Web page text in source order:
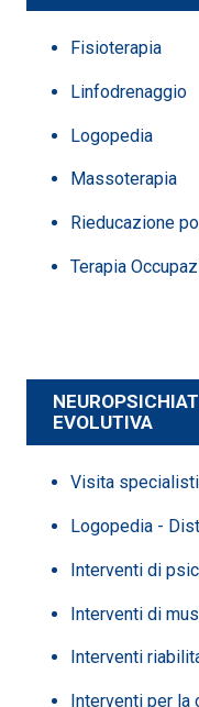
Fisioterapia
Linfodrenaggio
Logopedia
Massoterapia
Rieducazione
Terapia
EVOLUTIVA
Visita
Logopedia -
Interventi di
Interventi di
Interventi
Interventi per la